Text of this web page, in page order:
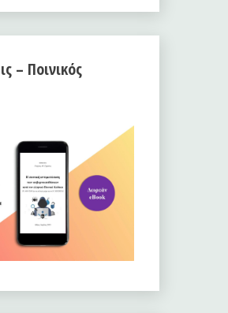
– Ποινικός